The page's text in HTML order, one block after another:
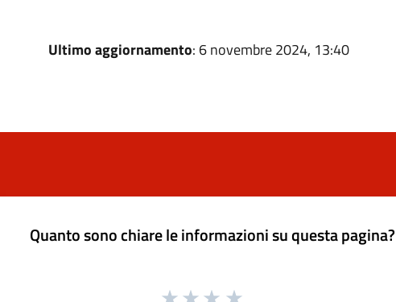
Ultimo aggiornamento: 6 novembre 2024, 13:40
Quanto sono chiare le informazioni su questa pagina?